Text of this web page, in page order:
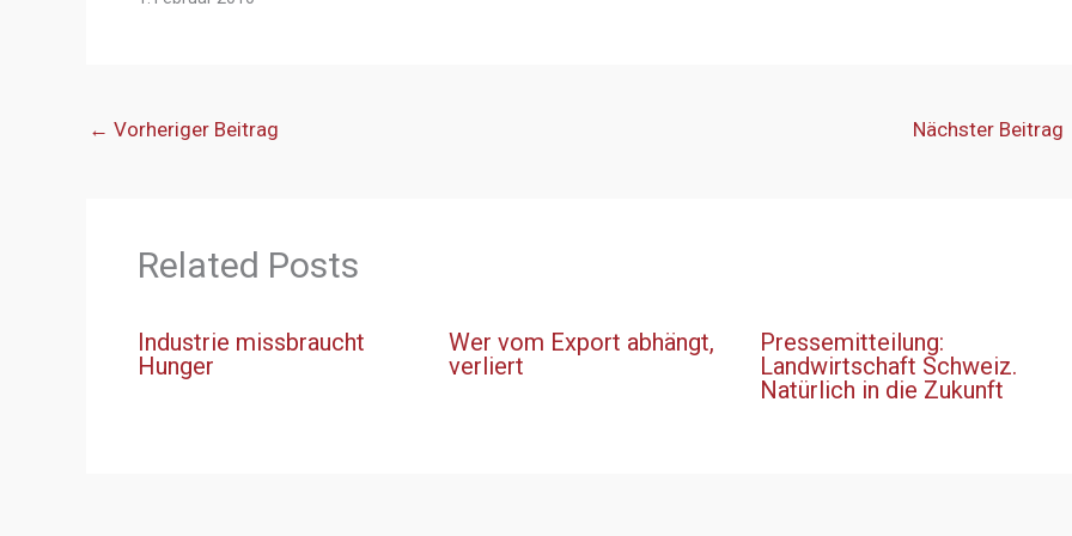
← Vorheriger Beitrag Nächster Beitrag
Related Posts
Industrie missbraucht
Hunger
Wer vom Export abhängt,
verliert
Pressemitteilung:
Landwirtschaft Schweiz.
Natürlich in die Zukunft